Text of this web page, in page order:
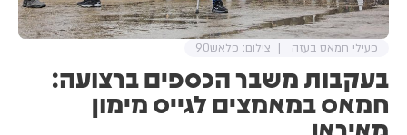
בעקבות משבר הכספים ברצועה:
חמאס במאמצים לגייס מימון
מאיראן
פעילי חמאס בעזה צילום: פלאש90